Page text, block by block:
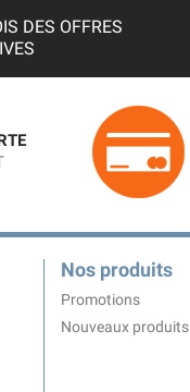
DES OFFRES
Nos produits
Promotions
Nouveaux produits